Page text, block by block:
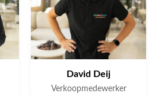
David Deij
Verkoopmedewerker